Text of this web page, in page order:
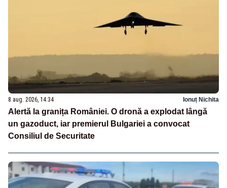
8 aug. 2026, 14:34 Ionuț Nichita
Alertă la granița României. O dronă a explodat lângă
un gazoduct, iar premierul Bulgariei a convocat
Consiliul de Securitate